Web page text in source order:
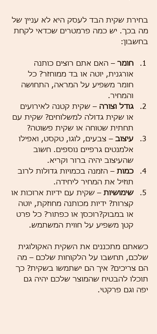
בחירת שקית הבד לעסק היא לא עניין של
מה בכך. יש כמה פרמטרים שכדאי לקחת
בחשבון:
חומר – האם אתם רוצים כותנה
אורגנית, יוטה או בד ממוחזר? כל
חומר משפיע על המראה, התחושה
והמחיר.
גודל וצורה – שקית קטנה לאירועים
או שקית גדולה למשלוחים? שקית עם
תחתית שטוחה או שקית פשוטה?
עיצוב – צבעים, לוגו, טקסט, ואפילו
אלמנטים גרפיים נוספים. חשוב
שהעיצוב יהיה ברור וקריא.
כמות – הזמנה בכמויות גדולות לרוב
תוזיל את המחיר ליחידה.
שימושיות – שקית עם ידיות ארוכות או
קצרות? ידיות מכותנה מחוזקת, יוטה
או במבוק?רוכסן או כפתור? כל פרט
קטן משפיע על חווית המשתמש.
כשאתם מתכננים את השקית האקולוגית
שלכם, תחשבו על הלקוחות שלכם – מה
הם צריכים? איך הם ישתמשו בשקית? כך
תוכלו להבטיח שהמוצר שלכם יהיה גם
יפה וגם פרקטי.